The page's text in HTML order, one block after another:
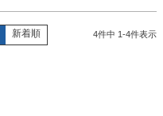
新着順 4件中 1-4件表示